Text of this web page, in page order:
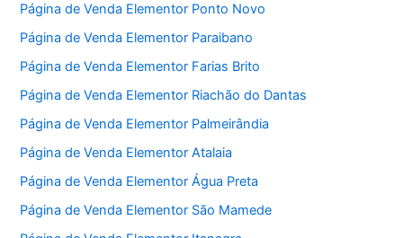
Página de Venda Elementor Ponto Novo
Página de Venda Elementor Paraibano
Página de Venda Elementor Farias Brito
Página de Venda Elementor Riachão do Dantas
Página de Venda Elementor Palmeirândia
Página de Venda Elementor Atalaia
Página de Venda Elementor Água Preta
Página de Venda Elementor São Mamede